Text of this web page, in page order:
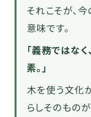
それこそが、
意味です。
「義務ではな
素。」
木を使う文化
らしそのもの